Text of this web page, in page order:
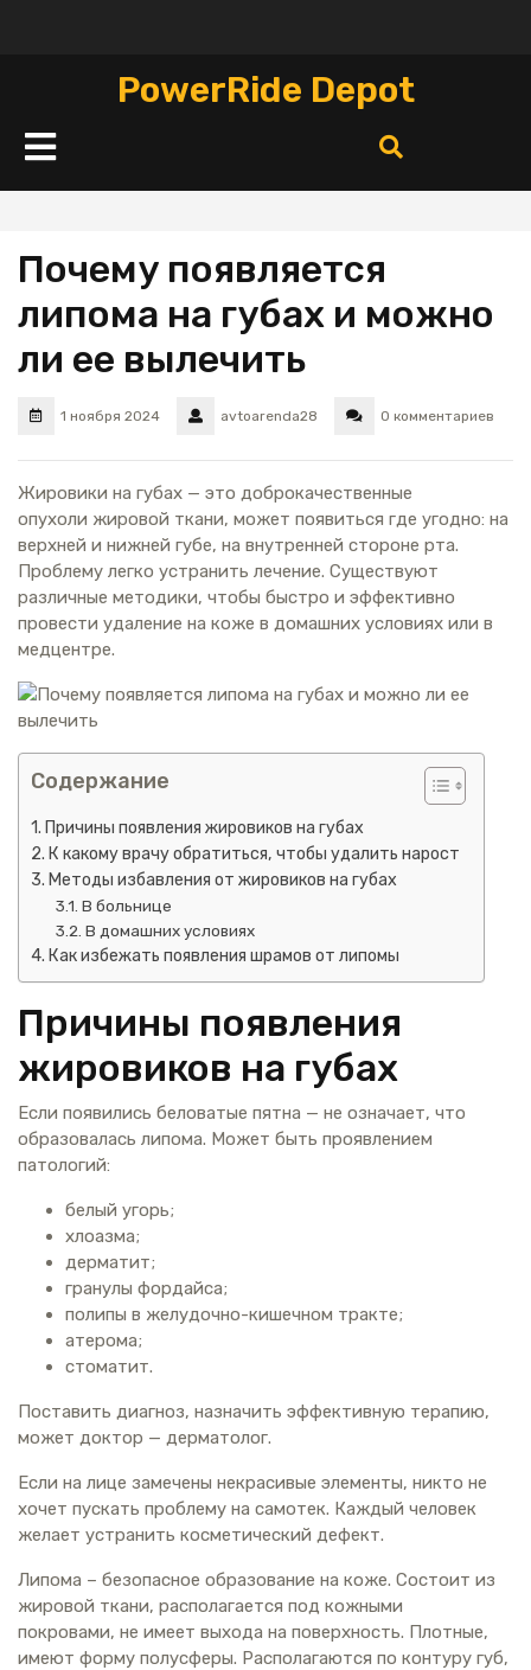
PowerRide Depot
Кнопка
Открыть
Почему появляется
липома на губах и можно
ли ее вылечить
1 ноября 2024 avtoarenda28 0 комментариев
Жировики на губах — это доброкачественные
опухоли жировой ткани, может появиться где угодно: на
верхней и нижней губе, на внутренней стороне рта.
Проблему легко устранить лечение. Существуют
различные методики, чтобы быстро и эффективно
провести удаление на коже в домашних условиях или в
медцентре.
Содержание
Причины появления жировиков на губах
К какому врачу обратиться, чтобы удалить нарост
Методы избавления от жировиков на губах
В больнице
В домашних условиях
Как избежать появления шрамов от липомы
Причины появления
жировиков на губах
Если появились беловатые пятна — не означает, что
образовалась липома. Может быть проявлением
патологий:
белый угорь;
хлоазма;
дерматит;
гранулы фордайса;
полипы в желудочно-кишечном тракте;
атерома;
стоматит.
Поставить диагноз, назначить эффективную терапию,
может доктор — дерматолог.
Если на лице замечены некрасивые элементы, никто не
хочет пускать проблему на самотек. Каждый человек
желает устранить косметический дефект.
Липома – безопасное образование на коже. Состоит из
жировой ткани, располагается под кожными
покровами, не имеет выхода на поверхность. Плотные,
имеют форму полусферы. Располагаются по контуру губ,